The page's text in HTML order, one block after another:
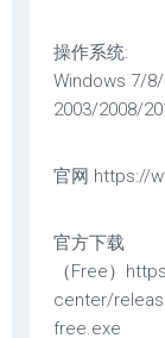
操作系统:
Windows 7/
2003/2008/
官网 https://
官方下载
（Free）
center/
free.exe